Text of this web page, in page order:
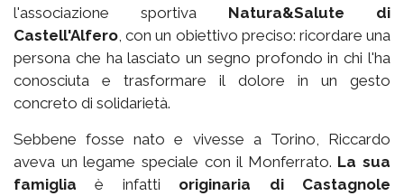
l'associazione sportiva Natura&Salute di
Castell'Alfero , con un obiettivo preciso: ricordare una
persona che ha lasciato un segno profondo in chi l'ha
conosciuta e trasformare il dolore in un gesto
concreto di solidarietà.
Sebbene fosse nato e vivesse a Torino, Riccardo
aveva un legame speciale con il Monferrato. La sua
famigliaè infatti originaria di Castagnole